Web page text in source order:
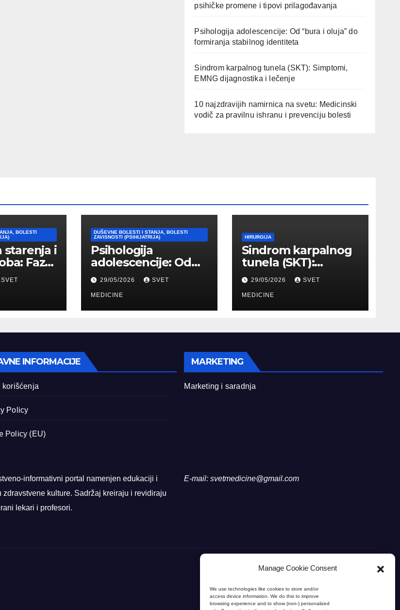
Manage Cookie Consent
We use technologies like cookies to store and/or
access device information. We do this to improve
browsing experience and to show (non-) personalized
psihičke promene i tipovi prilagođavanja
Psihologija adolescencije: Od “bura i oluja” do
formiranja stabilnog identiteta
Sindrom karpalnog tunela (SKT): Simptomi,
EMNG dijagnostika i lečenje
10 najzdravijih namirnica na svetu: Medicinski
vodič za pravilnu ishranu i prevenciju bolesti
BOLESTI
starenja i
Faze,
i
SVET
DUŠEVNE BOLESTI I STANJA, BOLESTI
ZAVISNOSTI (PSIHIJATRIJA)
Psihologija
adolescencije: Od
“bura i oluja” do
formiranja stabilnog
identiteta
29/05/2026 SVET
MEDICINE
HIRURGIJA
Sindrom karpalnog
tunela (SKT):
Simptomi, EMNG
dijagnostika i
lečenje
29/05/2026 SVET
MEDICINE
INFORMACIJE
korišćenja
Policy
Policy (EU)
MARKETING
Marketing i saradnja
informativni portal namenjen edukaciji i
zdravstvene kulture. Sadržaj kreiraju i revidiraju
lekari i profesori.
E-mail: svetmedicine@gmail.com